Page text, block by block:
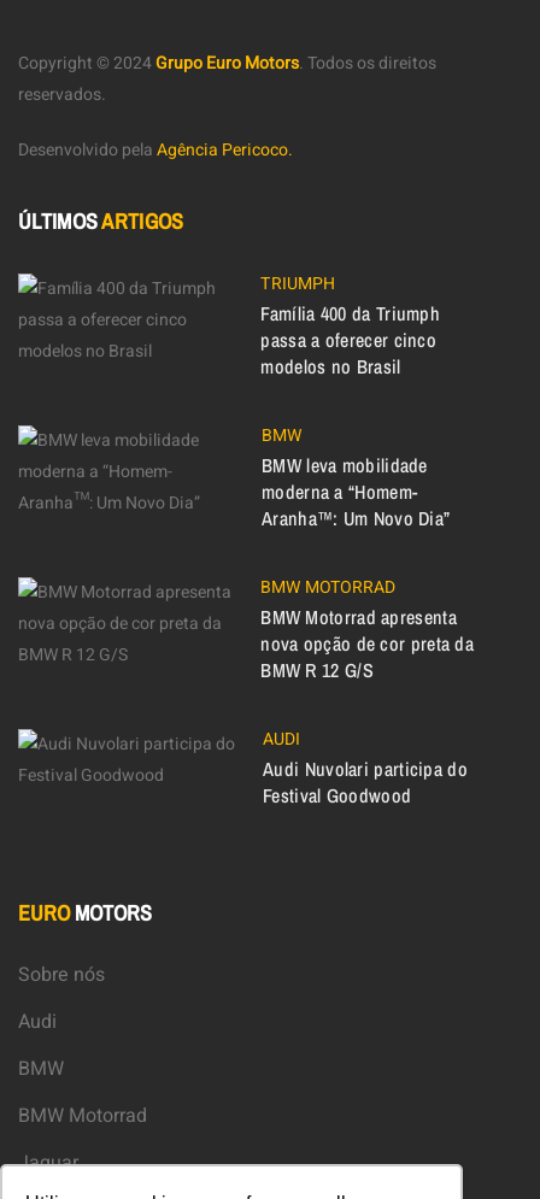
Copyright © 2024Grupo Euro Motors.Todos os direitos
reservados.
Desenvolvido pelaAgência Pericoco.
ÚLTIMOSARTIGOS
TRIUMPH
Família 400 da Triumph
passa a oferecer cinco
modelos no Brasil
BMW
BMW leva mobilidade
moderna a “Homem-
Aranha™: Um Novo Dia”
BMW MOTORRAD
BMW Motorrad apresenta
nova opção de cor preta da
BMW R 12 G/S
AUDI
Audi Nuvolari participa do
Festival Goodwood
EUROMOTORS
Sobre nós
Audi
BMW
BMW Motorrad
Jaguar